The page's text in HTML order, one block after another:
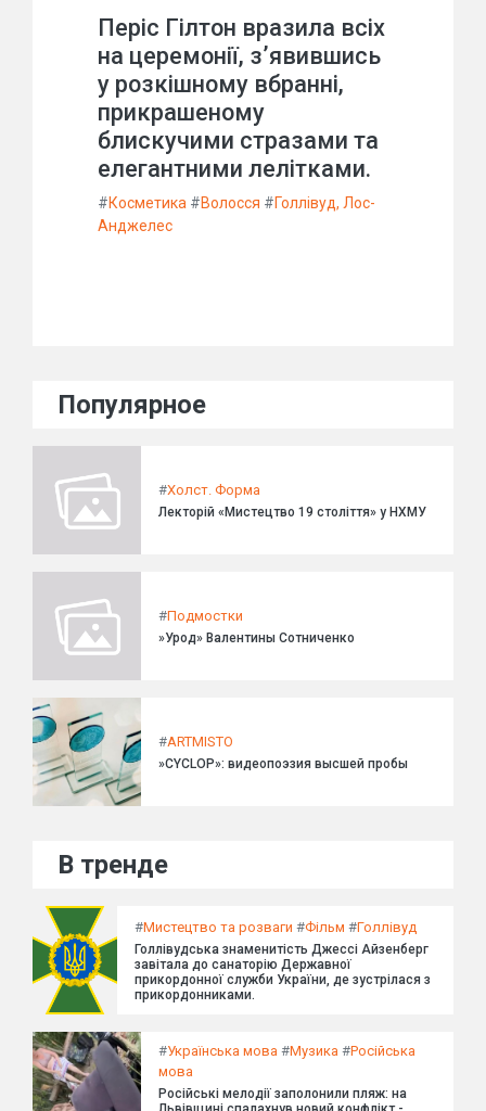
Періс Гілтон вразила всіх
на церемонії, з’явившись
у розкішному вбранні,
прикрашеному
блискучими стразами та
елегантними лелітками.
#Косметика #Волосся #Голлівуд, Лос-
Анджелес
Популярное
#Холст. Форма
Лекторій «Мистецтво 19 століття» у НХМУ
#Подмостки
»Урод» Валентины Сотниченко
#ARTMISTO
»CYCLOP»: видеопоэзия высшей пробы
В тренде
#Мистецтво та розваги #Фільм #Голлівуд
Голлівудська знаменитість Джессі Айзенберг
завітала до санаторію Державної
прикордонної служби України, де зустрілася з
прикордонниками.
#Українська мова #Музика #Російська
мова
Російські мелодії заполонили пляж: на